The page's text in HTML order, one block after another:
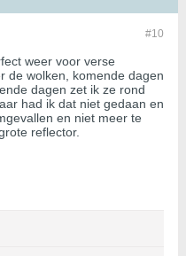
#10
weer voor verse
de wolken, komende dagen
dagen zet ik ze rond
had ik dat niet gedaan en
en niet meer te
reflector.